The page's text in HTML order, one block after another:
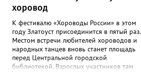
хоровод
К фестивалю «Хороводы России» в этом
году Златоуст присоединится в пятый раз.
Местом встречи любителей хороводов и
народных танцев вновь станет площадь
перед Центральной городской
библиотекой. Взрослых участников там